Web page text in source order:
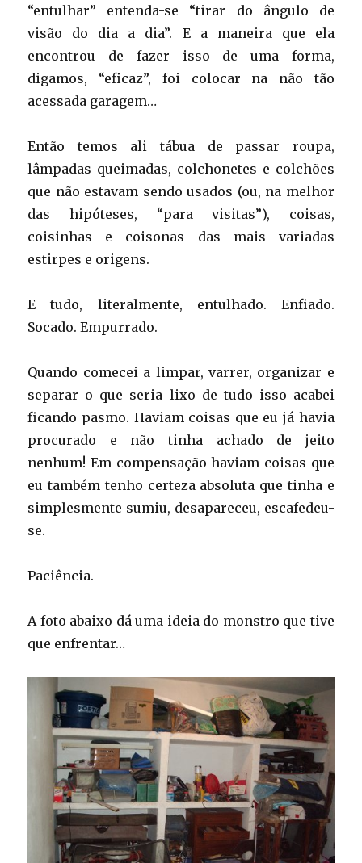
“entulhar” entenda-se “tirar do ângulo de
visão do dia a dia”. E a maneira que ela
encontrou de fazer isso de uma forma,
digamos, “eficaz”, foi colocar na não tão
acessada garagem…
Então temos ali tábua de passar roupa,
lâmpadas queimadas, colchonetes e colchões
que não estavam sendo usados (ou, na melhor
das hipóteses, “para visitas”), coisas,
coisinhas e coisonas das mais variadas
estirpes e origens.
E tudo, literalmente, entulhado. Enfiado.
Socado. Empurrado.
Quando comecei a limpar, varrer, organizar e
separar o que seria lixo de tudo isso acabei
ficando pasmo. Haviam coisas que eu já havia
procurado e não tinha achado de jeito
nenhum! Em compensação haviam coisas que
eu também tenho certeza absoluta que tinha e
simplesmente sumiu, desapareceu, escafedeu-
se.
Paciência.
A foto abaixo dá uma ideia do monstro que tive
que enfrentar…